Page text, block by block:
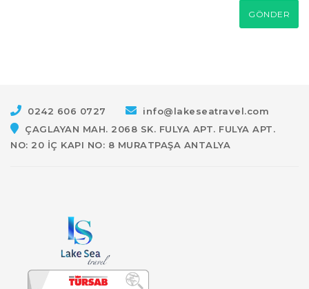
GÖNDER
0242 606 0727
info@lakeseatravel.com
ÇAGLAYAN MAH. 2068 SK. FULYA APT. FULYA APT.
NO: 20 İÇ KAPI NO: 8 MURATPAŞA ANTALYA